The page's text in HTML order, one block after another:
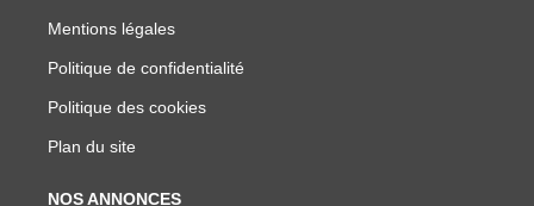
Mentions légales
Politique de confidentialité
Politique des cookies
Plan du site
NOS ANNONCES